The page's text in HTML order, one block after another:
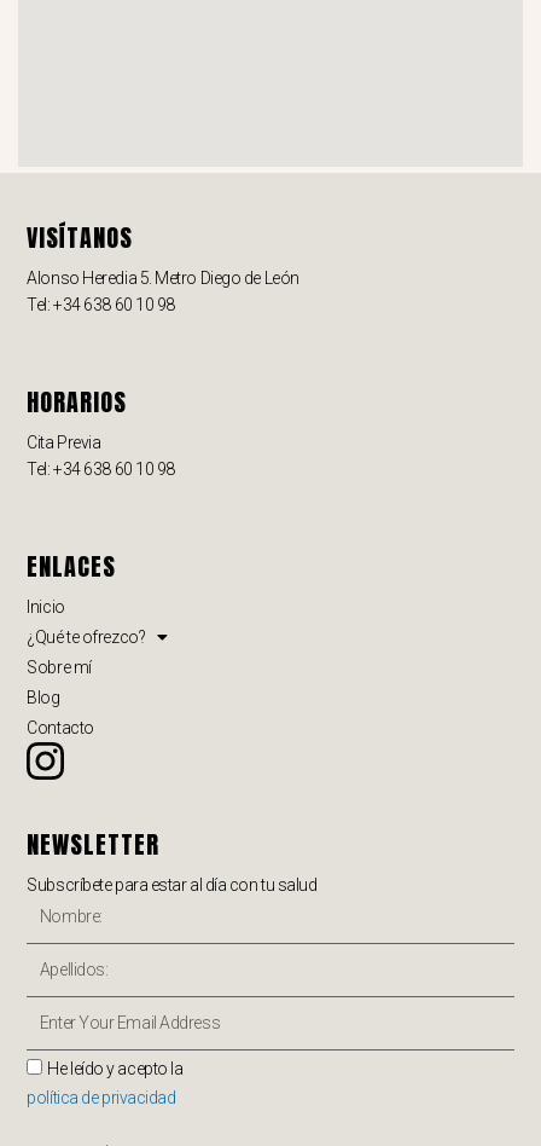
VISÍTANOS
Alonso Heredia 5. Metro Diego de León
Tel: +34 638 60 10 98
HORARIOS
Cita Previa
Tel: +34 638 60 10 98
ENLACES
Inicio
¿Qué te ofrezco?
Sobre mí
Blog
Contacto
NEWSLETTER
Subscríbete para estar al día con tu salud
He leído y acepto la
política de privacidad